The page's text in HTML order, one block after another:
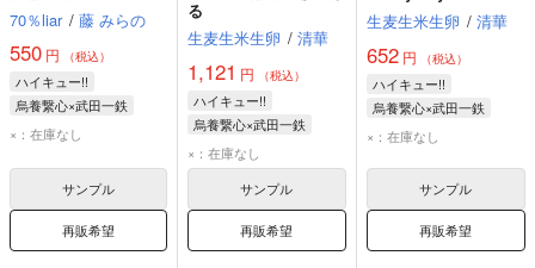
70％liar / 藤 みらの
550 円 （税込）
ハイキュー!!
烏養繋心×武田一鉄
烏養繋心
×：在庫なし
サンプル
再販希望
る
生麦生米生卵 / 清華
1,121 円 （税込）
ハイキュー!!
烏養繋心×武田一鉄
烏養繋心
×：在庫なし
サンプル
再販希望
生麦生米生卵 / 清華
652円 （税込）
ハイキュー!!
烏養繋心×武田一鉄
烏養繋心
×：在庫なし
サンプル
再販希望